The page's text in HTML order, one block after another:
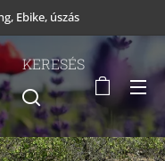
Ebike, úszás
KERESÉS